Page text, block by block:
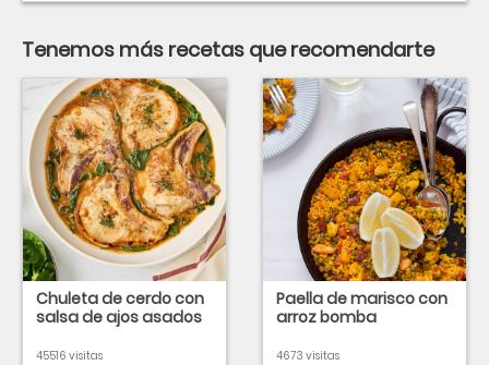
Tenemos más recetas que recomendarte
Chuleta de cerdo con
salsa de ajos asados
45516 visitas
Paella de marisco con
arroz bomba
4673 visitas